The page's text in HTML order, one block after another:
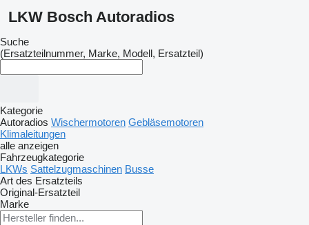
LKW Bosch Autoradios
Suche
(Ersatzteilnummer, Marke, Modell, Ersatzteil)
Kategorie
Autoradios Wischermotoren Gebläsemotoren
Klimaleitungen
alle anzeigen
Fahrzeugkategorie
LKWs Sattelzugmaschinen Busse
Art des Ersatzteils
Original-Ersatzteil
Marke